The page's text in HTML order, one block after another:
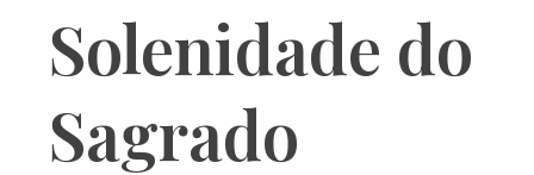
Solenidade do
Sagrado